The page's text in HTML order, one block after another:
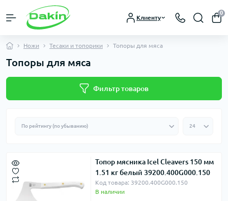
Клиенту
0
Ножи Тесаки и топорики Топоры для мяса
Топоры для мяса
Фильтр товаров
Топор мясника Icel Cleavers 150 мм
1.51 кг белый 39200.400G000.150
Код товара: 39200.400G000.150
В наличии